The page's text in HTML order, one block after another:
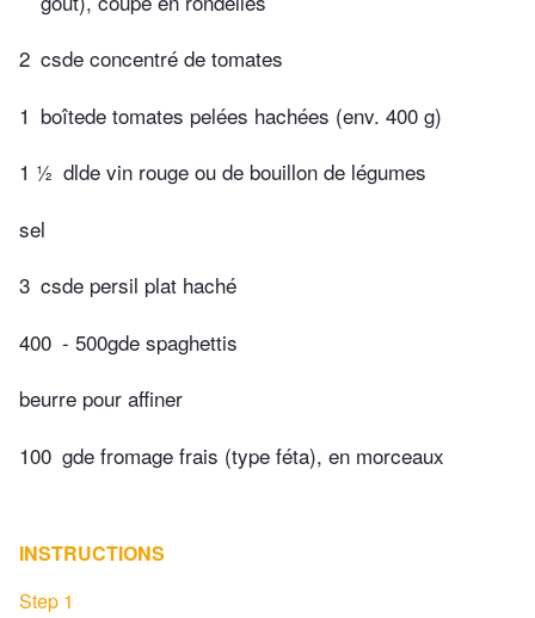
2 csde concentré de tomates
1 boîtede tomates pelées hachées (env. 400 g)
1 ½ dlde vin rouge ou de bouillon de légumes
sel
3 csde persil plat haché
400 - 500gde spaghettis
beurre pour affiner
100 gde fromage frais (type féta), en morceaux
INSTRUCTIONS
Step 1